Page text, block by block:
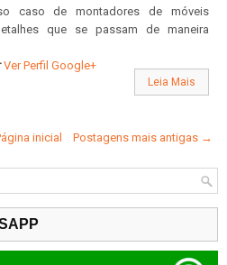
caso de montadores de móveis
que se passam de maneira
Ver Perfil Google+
Leia Mais
Postagens mais antigas →
inicial